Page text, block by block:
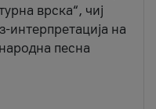
врска“, чиј
интерпретација на
песна